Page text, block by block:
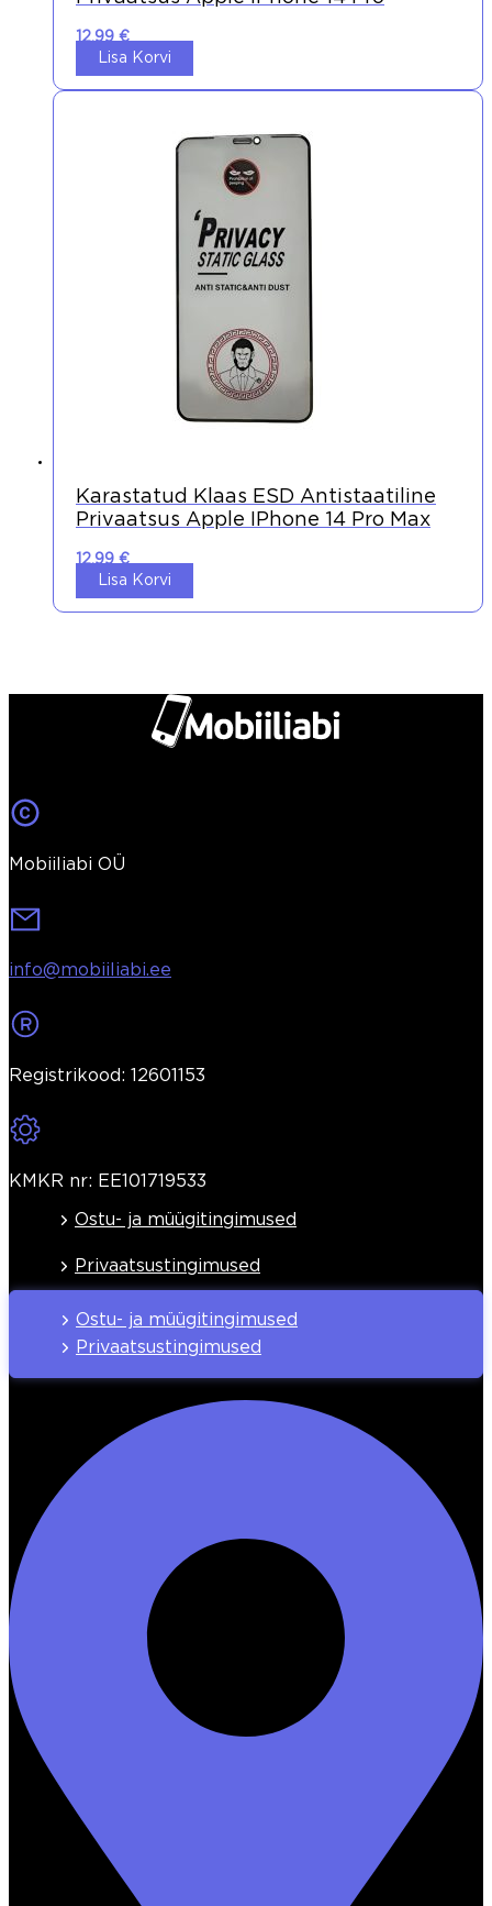
12,99 €
Lisa Korvi
Karastatud Klaas ESD Antistaatiline
Privaatsus Apple IPhone 14 Pro Max
12,99 €
Lisa Korvi
Mobiiliabi OÜ
info@mobiiliabi.ee
Registrikood: 12601153
KMKR nr: EE101719533
Ostu- ja müügitingimused
Privaatsustingimused
Ostu- ja müügitingimused
Privaatsustingimused